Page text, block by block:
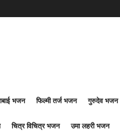
भजन फिल्मी तर्ज भजन गुरुदेव भजन
चित्र विचित्र भजन उमा लहरी भजन